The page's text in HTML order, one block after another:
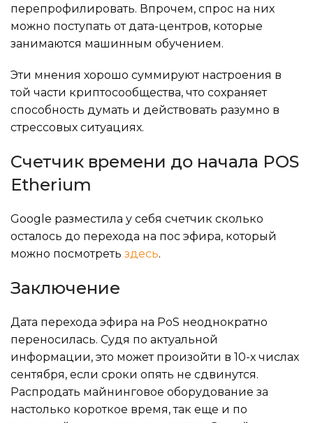
перепрофилировать. Впрочем, спрос на них
можно поступать от дата-центров, которые
занимаются машинным обучением.
Эти мнения хорошо суммируют настроения в
той части криптосообщества, что сохраняет
способность думать и действовать разумно в
стрессовых ситуациях.
Счетчик времени до начала POS
Etherium
Google разместила у себя счетчик сколько
осталось до перехода на пос эфира, который
можно посмотреть здесь.
Заключение
Дата перехода эфира на PoS неоднократно
переносилась. Судя по актуальной
информации, это может произойти в 10-х числах
сентября, если сроки опять не сдвинутся.
Распродать майнинговое оборудование за
настолько короткое время, так еще и по